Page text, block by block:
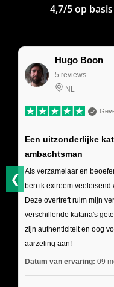
4,7/5 op
❮
Hugo Boon
5 reviews
NL
Een uitzonderlijke
ambachtsman
Als verzamelaar en
ben ik extreem veeleisend
Deze overtreft ruim mijn
verschillende katana's
zijn authenticiteit en oog
aarzeling aan!
Datum van ervaring: 09